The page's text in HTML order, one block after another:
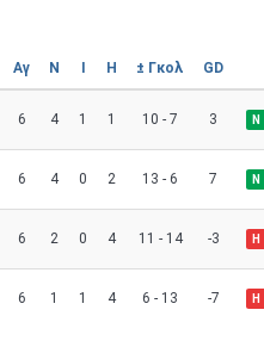
Αγ Ν Η ± Γκολ GD
6 4 1 1 10 - 7 3 Ν
6 4 0 2 13 - 6 7 Ν
6 2 0 4 11 - 14 -3 Η
6 1 1 4 6 - 13 -7 Η